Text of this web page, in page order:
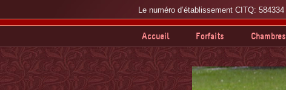
Le numéro d’établissement CITQ: 584334
Accueil Forfaits Chambres